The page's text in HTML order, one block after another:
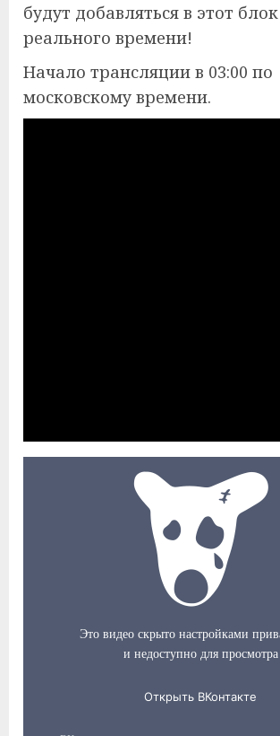
будут добавляться в этот
реального времени!
Начало трансляции в 03:00 по
московскому времени.